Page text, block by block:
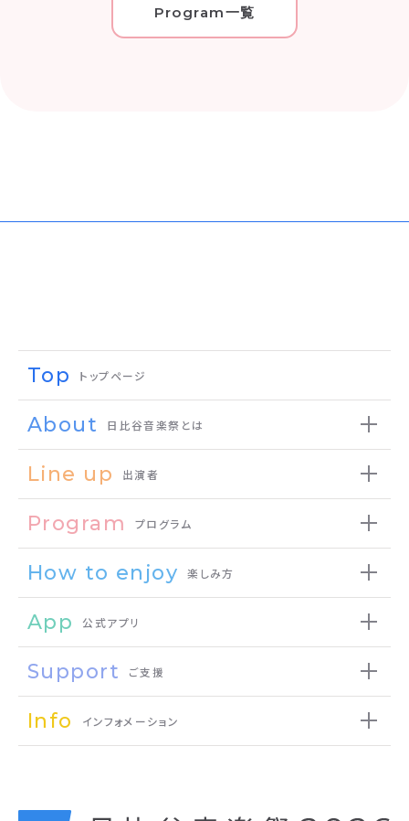
Program一覧
Top トップページ
About 日比谷音楽祭とは
Line up 出演者
Program プログラム
How to enjoy 楽しみ方
App 公式アプリ
Support ご支援
Info インフォメーション